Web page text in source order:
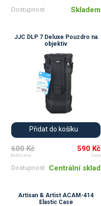
Dostupnost Skladem
JJC DLP 7 Deluxe Pouzdro na
objektiv
Přidat do košíku
600 Kč
běžná cena
590 Kč
Cena
Dostupnost Centrální sklad
Artisan & Artist ACAM-414
Elastic Case